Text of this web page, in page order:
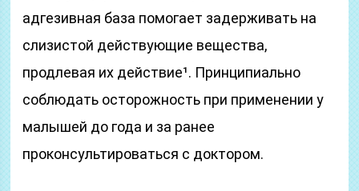
адгезивная база помогает задерживать на
слизистой действующие вещества,
продлевая их действие¹. Принципиально
соблюдать осторожность при применении у
малышей до года и за ранее
проконсультироваться с доктором.